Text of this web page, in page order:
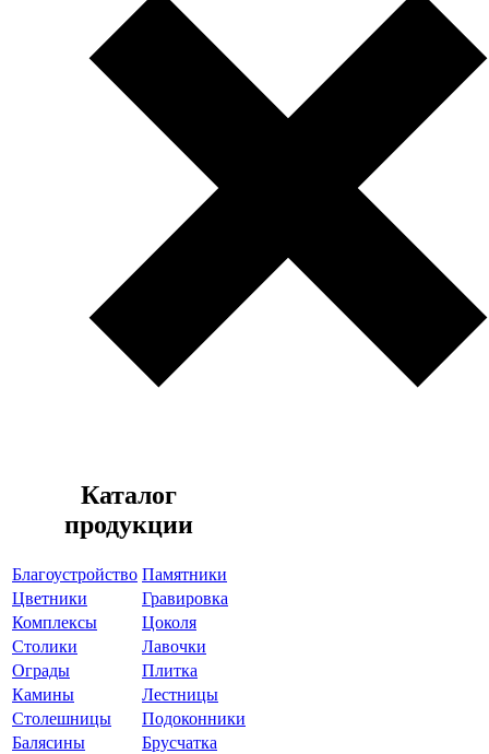
Каталог
продукции
Благоустройство Памятники
Цветники
Гравировка
Комплексы
Цоколя
Столики
Лавочки
Ограды
Плитка
Камины
Лестницы
Столешницы
Подоконники
Балясины
Брусчатка